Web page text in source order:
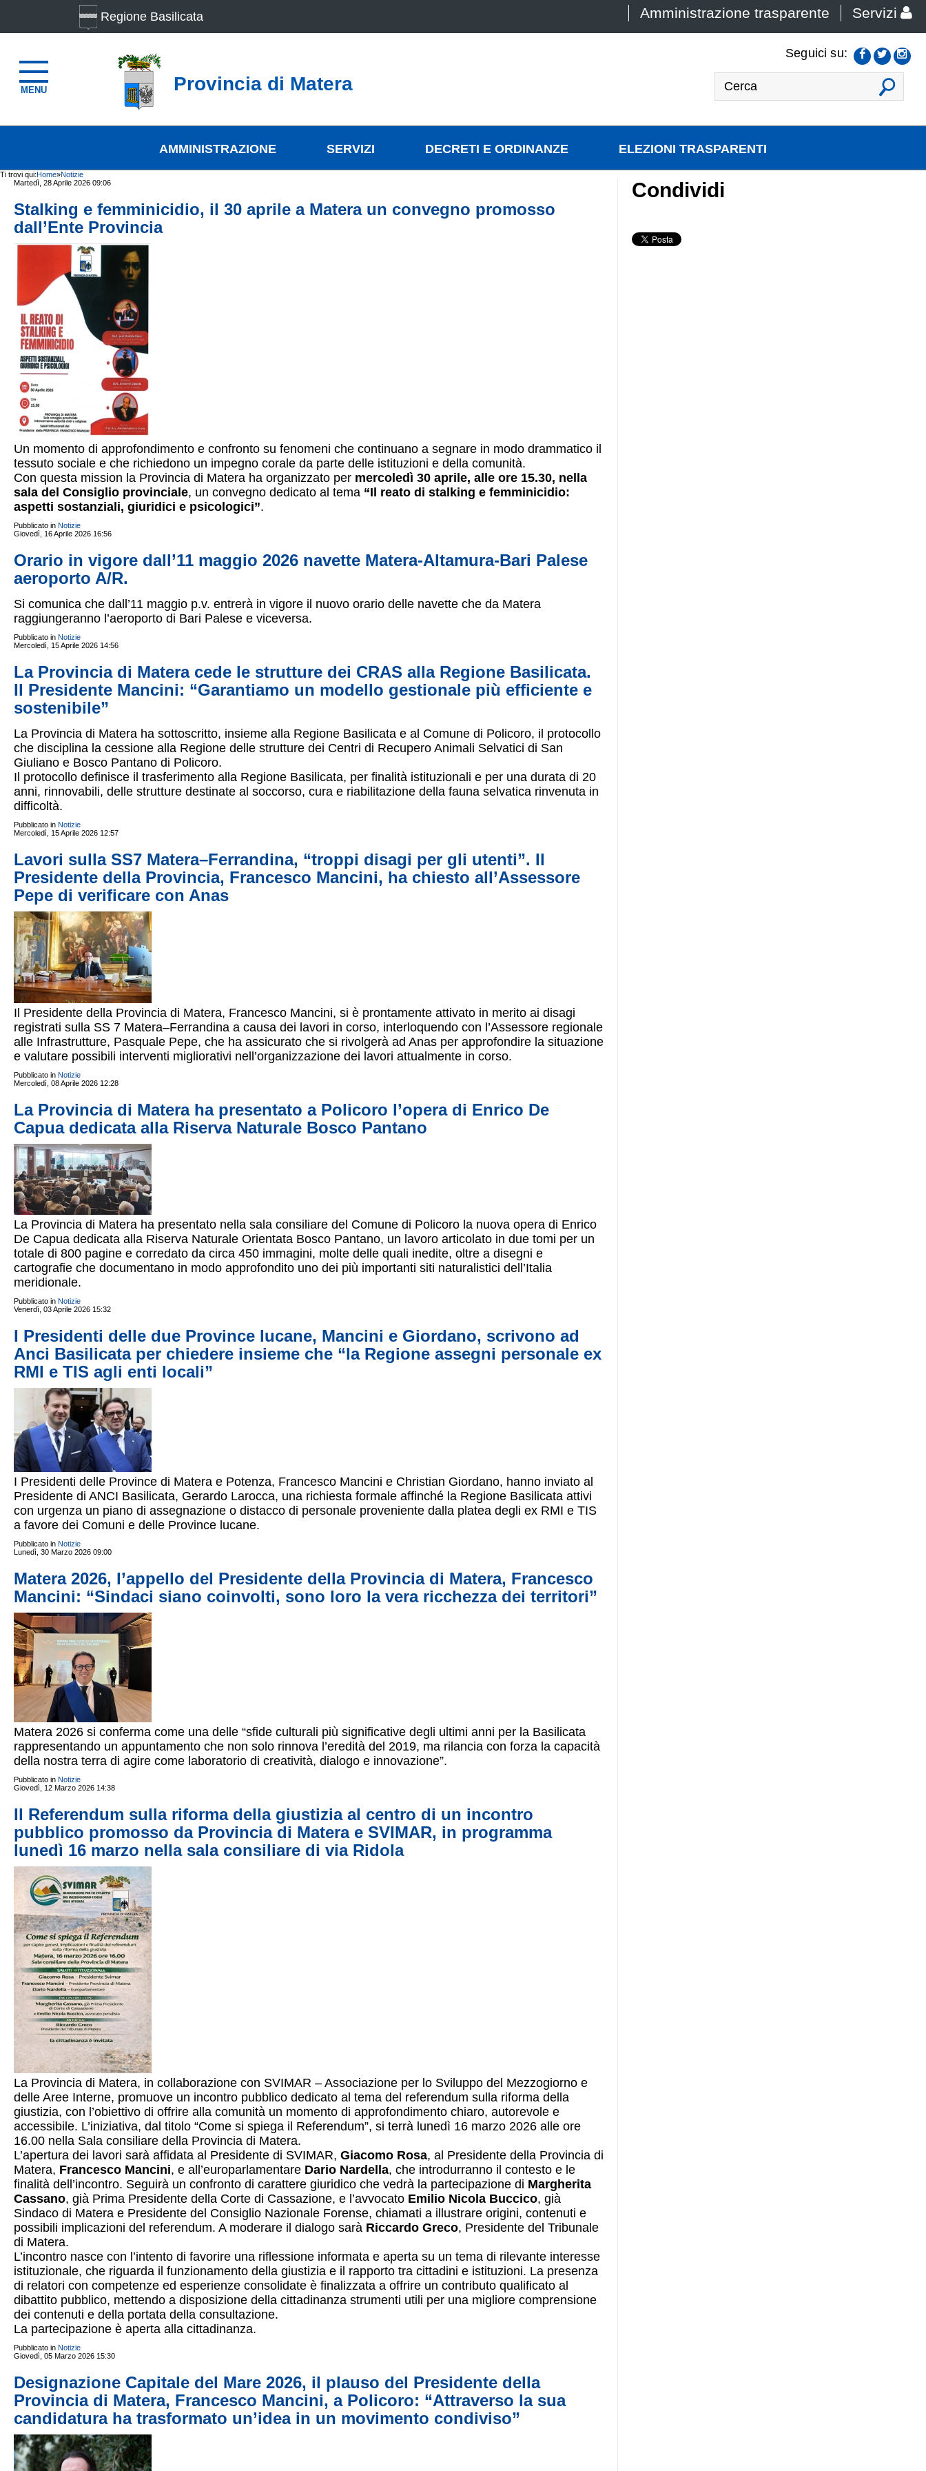
MENU
Regione Basilicata Amministrazione trasparente Servizi
Provincia di Matera VAI
Seguici su:
AMMINISTRAZIONE SERVIZI DECRETI E ORDINANZE ELEZIONI TRASPARENTI
Ti trovi qui:Home»Notizie
Martedì, 28 Aprile 2026 09:06
Stalking e femminicidio, il 30 aprile a Matera un convegno promosso
dall’Ente Provincia
Un momento di approfondimento e confronto su fenomeni che continuano a segnare in modo drammatico il
tessuto sociale e che richiedono un impegno corale da parte delle istituzioni e della comunità.
Con questa mission la Provincia di Matera ha organizzato per mercoledì 30 aprile, alle ore 15.30, nella
sala del Consiglio provinciale, un convegno dedicato al tema “Il reato di stalking e femminicidio:
aspetti sostanziali, giuridici e psicologici”.
Pubblicato in Notizie
Giovedì, 16 Aprile 2026 16:56
Orario in vigore dall’11 maggio 2026 navette Matera-Altamura-Bari Palese
aeroporto A/R.
Si comunica che dall’11 maggio p.v. entrerà in vigore il nuovo orario delle navette che da Matera
raggiungeranno l’aeroporto di Bari Palese e viceversa.
Pubblicato in Notizie
Mercoledì, 15 Aprile 2026 14:56
La Provincia di Matera cede le strutture dei CRAS alla Regione Basilicata.
Il Presidente Mancini: “Garantiamo un modello gestionale più efficiente e
sostenibile”
La Provincia di Matera ha sottoscritto, insieme alla Regione Basilicata e al Comune di Policoro, il protocollo
che disciplina la cessione alla Regione delle strutture dei Centri di Recupero Animali Selvatici di San
Giuliano e Bosco Pantano di Policoro.
Il protocollo definisce il trasferimento alla Regione Basilicata, per finalità istituzionali e per una durata di 20
anni, rinnovabili, delle strutture destinate al soccorso, cura e riabilitazione della fauna selvatica rinvenuta in
difficoltà.
Pubblicato in Notizie
Mercoledì, 15 Aprile 2026 12:57
Lavori sulla SS7 Matera–Ferrandina, “troppi disagi per gli utenti”. Il
Presidente della Provincia, Francesco Mancini, ha chiesto all’Assessore
Pepe di verificare con Anas
Il Presidente della Provincia di Matera, Francesco Mancini, si è prontamente attivato in merito ai disagi
registrati sulla SS 7 Matera–Ferrandina a causa dei lavori in corso, interloquendo con l’Assessore regionale
alle Infrastrutture, Pasquale Pepe, che ha assicurato che si rivolgerà ad Anas per approfondire la situazione
e valutare possibili interventi migliorativi nell’organizzazione dei lavori attualmente in corso.
Pubblicato in Notizie
Mercoledì, 08 Aprile 2026 12:28
La Provincia di Matera ha presentato a Policoro l’opera di Enrico De
Capua dedicata alla Riserva Naturale Bosco Pantano
La Provincia di Matera ha presentato nella sala consiliare del Comune di Policoro la nuova opera di Enrico
De Capua dedicata alla Riserva Naturale Orientata Bosco Pantano, un lavoro articolato in due tomi per un
totale di 800 pagine e corredato da circa 450 immagini, molte delle quali inedite, oltre a disegni e
cartografie che documentano in modo approfondito uno dei più importanti siti naturalistici dell’Italia
meridionale.
Pubblicato in Notizie
Venerdì, 03 Aprile 2026 15:32
I Presidenti delle due Province lucane, Mancini e Giordano, scrivono ad
Anci Basilicata per chiedere insieme che “la Regione assegni personale ex
RMI e TIS agli enti locali”
I Presidenti delle Province di Matera e Potenza, Francesco Mancini e Christian Giordano, hanno inviato al
Presidente di ANCI Basilicata, Gerardo Larocca, una richiesta formale affinché la Regione Basilicata attivi
con urgenza un piano di assegnazione o distacco di personale proveniente dalla platea degli ex RMI e TIS
a favore dei Comuni e delle Province lucane.
Pubblicato in Notizie
Lunedì, 30 Marzo 2026 09:00
Matera 2026, l’appello del Presidente della Provincia di Matera, Francesco
Mancini: “Sindaci siano coinvolti, sono loro la vera ricchezza dei territori”
Matera 2026 si conferma come una delle “sfide culturali più significative degli ultimi anni per la Basilicata
rappresentando un appuntamento che non solo rinnova l’eredità del 2019, ma rilancia con forza la capacità
della nostra terra di agire come laboratorio di creatività, dialogo e innovazione”.
Pubblicato in Notizie
Giovedì, 12 Marzo 2026 14:38
Il Referendum sulla riforma della giustizia al centro di un incontro
pubblico promosso da Provincia di Matera e SVIMAR, in programma
lunedì 16 marzo nella sala consiliare di via Ridola
La Provincia di Matera, in collaborazione con SVIMAR – Associazione per lo Sviluppo del Mezzogiorno e
delle Aree Interne, promuove un incontro pubblico dedicato al tema del referendum sulla riforma della
giustizia, con l’obiettivo di offrire alla comunità un momento di approfondimento chiaro, autorevole e
accessibile. L’iniziativa, dal titolo “Come si spiega il Referendum”, si terrà lunedì 16 marzo 2026 alle ore
16.00 nella Sala consiliare della Provincia di Matera.
L’apertura dei lavori sarà affidata al Presidente di SVIMAR, Giacomo Rosa, al Presidente della Provincia di
Matera, Francesco Mancini, e all’europarlamentare Dario Nardella, che introdurranno il contesto e le
finalità dell’incontro. Seguirà un confronto di carattere giuridico che vedrà la partecipazione di Margherita
Cassano, già Prima Presidente della Corte di Cassazione, e l’avvocato Emilio Nicola Buccico, già
Sindaco di Matera e Presidente del Consiglio Nazionale Forense, chiamati a illustrare origini, contenuti e
possibili implicazioni del referendum. A moderare il dialogo sarà Riccardo Greco, Presidente del Tribunale
di Matera.
L’incontro nasce con l’intento di favorire una riflessione informata e aperta su un tema di rilevante interesse
istituzionale, che riguarda il funzionamento della giustizia e il rapporto tra cittadini e istituzioni. La presenza
di relatori con competenze ed esperienze consolidate è finalizzata a offrire un contributo qualificato al
dibattito pubblico, mettendo a disposizione della cittadinanza strumenti utili per una migliore comprensione
dei contenuti e della portata della consultazione.
La partecipazione è aperta alla cittadinanza.
Pubblicato in Notizie
Giovedì, 05 Marzo 2026 15:30
Designazione Capitale del Mare 2026, il plauso del Presidente della
Provincia di Matera, Francesco Mancini, a Policoro: “Attraverso la sua
candidatura ha trasformato un’idea in un movimento condiviso”
Condividi